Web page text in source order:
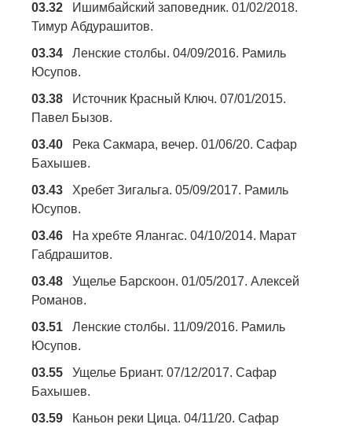
03.32 Ишимбайский заповедник. 01/02/2018.
Тимур Абдурашитов.
03.34 Ленские столбы. 04/09/2016. Рамиль
Юсупов.
03.38 Источник Красный Ключ. 07/01/2015.
Павел Бызов.
03.40 Река Сакмара, вечер. 01/06/20. Сафар
Бахышев.
03.43 Хребет Зигальга. 05/09/2017. Рамиль
Юсупов.
03.46 На хребте Ялангас. 04/10/2014. Марат
Габдрашитов.
03.48 Ущелье Барскоон. 01/05/2017. Алексей
Романов.
03.51 Ленские столбы. 11/09/2016. Рамиль
Юсупов.
03.55 Ущелье Бриант. 07/12/2017. Сафар
Бахышев.
03.59 Каньон реки Цица. 04/11/20. Сафар